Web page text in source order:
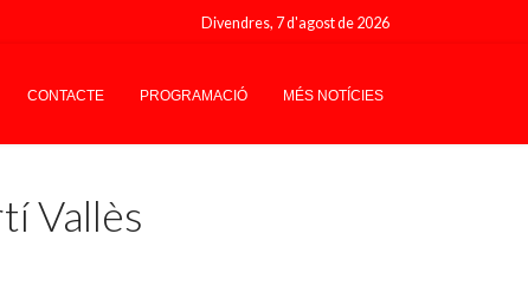
Divendres, 7 d'agost de 2026
CONTACTE PROGRAMACIÓ MÉS NOTÍCIES
Vallès